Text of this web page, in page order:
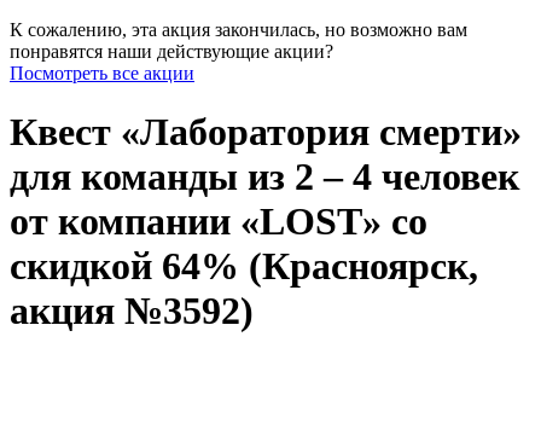
К сожалению, эта акция закончилась, но возможно вам
понравятся наши действующие акции?
Посмотреть все акции
Квест «Лаборатория смерти»
для команды из 2 – 4 человек
от компании «LOST» со
скидкой 64% (Красноярск,
акция №3592)